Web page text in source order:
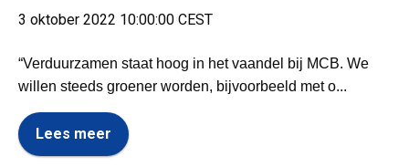
3 oktober 2022 10:00:00 CEST
“Verduurzamen staat hoog in het vaandel bij MCB. We
willen steeds groener worden, bijvoorbeeld met o...
Lees meer